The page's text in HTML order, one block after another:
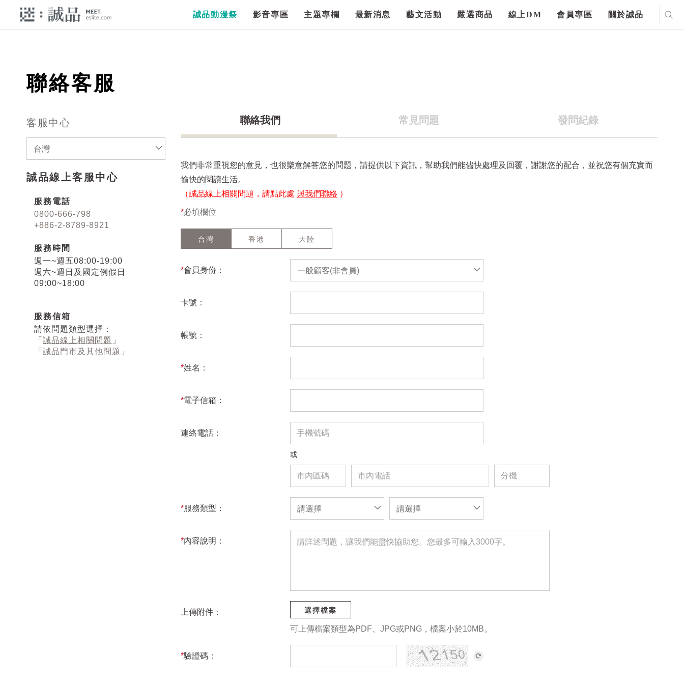
誠品動漫祭 影音專區 主題專欄 最新消息 藝文活動 嚴選商品 線上DM 會員專區 關於誠品
聯絡客服
客服中心
台灣
誠品線上客服中心
服務電話
0800-666-798
+886-2-8789-8921
服務時間
週一~週五08:00-19:00
週六~週日及國定例假日
09:00~18:00
服務信箱
請依問題類型選擇：
「 誠品線上相關問題 」
「 誠品門市及其他問題 」
聯絡我們 常見問題 發問紀錄
我們非常重視您的意見，也很樂意解答您的問題，請提供以下資訊，幫助我們能儘快處理及回覆，謝謝您的配合，並祝您有個充實而
愉快的閱讀生活。
（誠品線上相關問題，請點此處 與我們聯絡 ）
*必填欄位
台灣 香港 大陸
*會員身份： 一般顧客(非會員)
卡號：
帳號：
*姓名：
*電子信箱：
連絡電話：
或
*服務類型： 請選擇 請選擇
*內容說明：
上傳附件： 選擇檔案
可上傳檔案類型為PDF、JPG或PNG，檔案小於10MB。
*驗證碼：